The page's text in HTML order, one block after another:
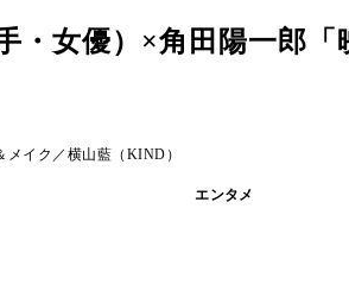
・女優）×角田陽一郎
イク／横山藍（KIND）
エンタメ